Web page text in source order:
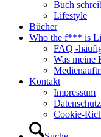
Buch
Lifestyle
Bücher
Who the f*** is
FAQ -
Was meine
Kontakt
Impressum
Cookie-